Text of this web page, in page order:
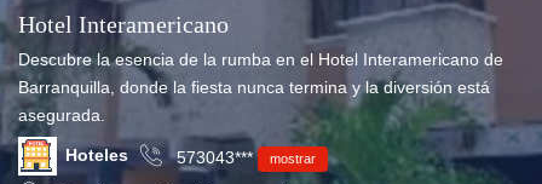
Hotel Interamericano
Descubre la esencia de la rumba en el Hotel Interamericano de
Barranquilla, donde la fiesta nunca termina y la diversión está
asegurada.
Hoteles 573043*** mostrar